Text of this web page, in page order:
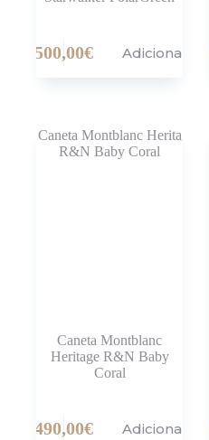
500,00€ Adicionar
Caneta Montblanc
Heritage R&N Baby
Coral
490,00€ Adicionar